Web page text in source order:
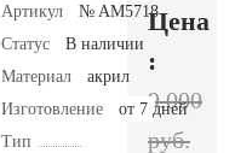
Артикул
№ AM5718
Статус
В наличии
Материал
акрил
Изготовление
от 7 дней
Тип
Цена
:
9.000
руб.